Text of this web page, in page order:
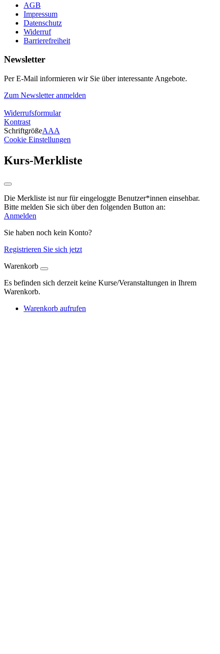
AGB
Impressum
Datenschutz
Widerruf
Barrierefreiheit
Newsletter
Per E-Mail informieren wir Sie über interessante Angebote.
Zum Newsletter anmelden
Widerrufsformular
Kontrast
SchriftgrößeAAA
Cookie Einstellungen
Kurs-Merkliste
Die Merkliste ist nur für eingeloggte Benutzer*innen einsehbar.
Bitte melden Sie sich über den folgenden Button an:
Anmelden
Sie haben noch kein Konto?
Registrieren Sie sich jetzt
Warenkorb
Es befinden sich derzeit keine Kurse/Veranstaltungen in Ihrem
Warenkorb.
Warenkorb aufrufen